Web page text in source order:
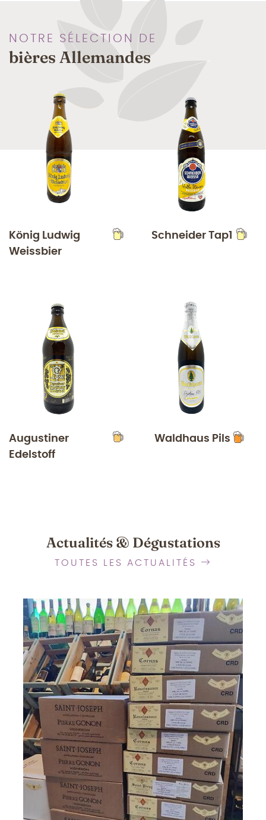
NOTRE SÉLECTION DE
bières Allemandes
König Ludwig
Weissbier
Schneider Tap1
Augustiner
Edelstoff
Waldhaus Pils
Actualités & Dégustations
TOUTES LES ACTUALITÉS